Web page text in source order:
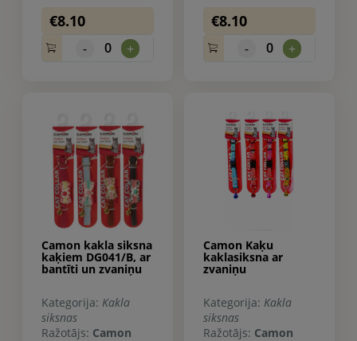
€8.10
- 0 +
€8.10
- 0 +
Camon kakla siksna
kaķiem DG041/B, ar
bantīti un zvaniņu
Kategorija: Kakla
siksnas
Ražotājs: Camon
Camon Kaķu
kaklasiksna ar
zvaniņu
Kategorija: Kakla
siksnas
Ražotājs: Camon